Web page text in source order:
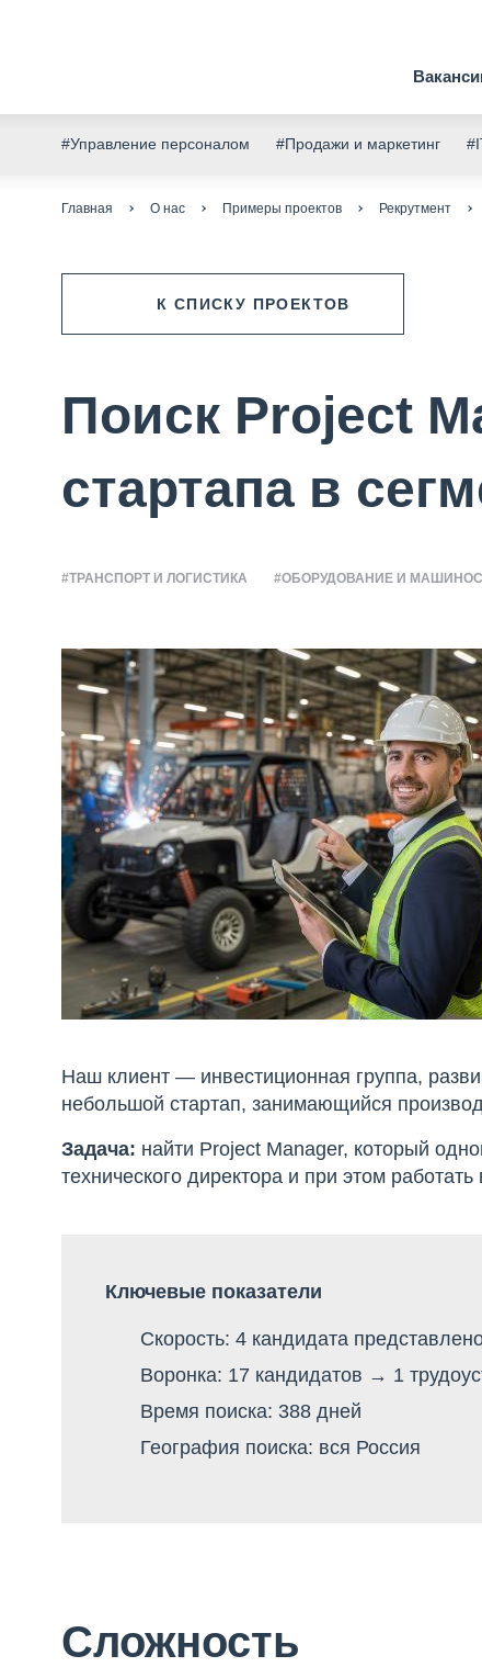
#Управление персоналом #Продажи и маркетинг
Главная О нас Примеры проектов Рекрутмент
К СПИСКУ ПРОЕКТОВ
Поиск Project
стартапа в
#ТРАНСПОРТ И ЛОГИСТИКА #ОБОРУДОВАНИЕ И
Наш клиент — инвестиционная группа,
небольшой стартап, занимающийся
Задача: найти Project Manager, который
технического директора и при этом
Ключевые показатели
Скорость: 4 кандидата
Воронка: 17 кандидатов → 1
Время поиска: 388 дней
География поиска: вся Россия
Сложность